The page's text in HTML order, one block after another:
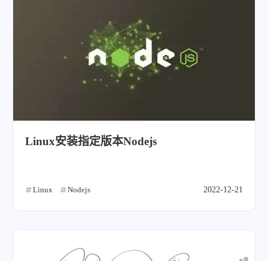
Linux安装指定版本Nodejs
Linux Nodejs 2022-12-21